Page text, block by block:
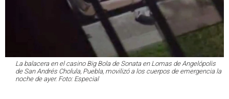
La balacera en el casino Big Bola de Sonata en Lomas de Angelópolis
de San Andrés Cholula, Puebla, movilizó a los cuerpos de emergencia la
noche de ayer. Foto: Especial